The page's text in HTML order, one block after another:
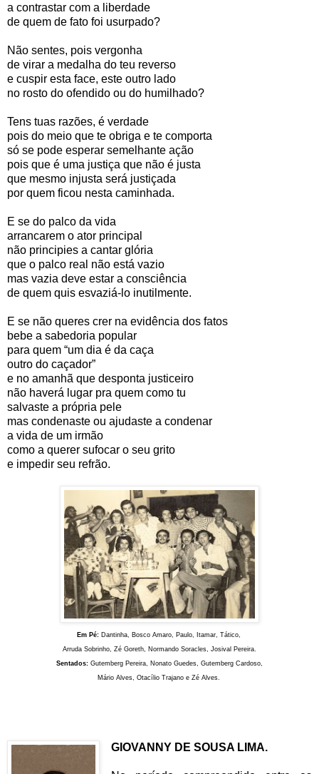
a contrastar com a liberdade
de quem de fato foi usurpado?
Não sentes, pois vergonha
de virar a medalha do teu reverso
e cuspir esta face, este outro lado
no rosto do ofendido ou do humilhado?
Tens tuas razões, é verdade
pois do meio que te obriga e te comporta
só se pode esperar semelhante ação
pois que é uma justiça que não é justa
que mesmo injusta será justiçada
por quem ficou nesta caminhada.
E se do palco da vida
arrancarem o ator principal
não principies a cantar glória
que o palco real não está vazio
mas vazia deve estar a consciência
de quem quis esvaziá-lo inutilmente.
E se não queres crer na evidência dos fatos
bebe a sabedoria popular
para quem “um dia é da caça
outro do caçador”
e no amanhã que desponta justiceiro
não haverá lugar pra quem como tu
salvaste a própria pele
mas condenaste ou ajudaste a condenar
a vida de um irmão
como a querer sufocar o seu grito
e impedir seu refrão.
Em Pé:Dantinha, Bosco Amaro, Paulo, Itamar, Tático,
Arruda Sobrinho, Zé Goreth, Normando Soracles, Josival Pereira.
Sentados: Gutemberg Pereira, Nonato Guedes, Gutemberg Cardoso,
Mário Alves, Otacílio Trajano e Zé Alves.
GIOVANNY DE SOUSA LIMA.